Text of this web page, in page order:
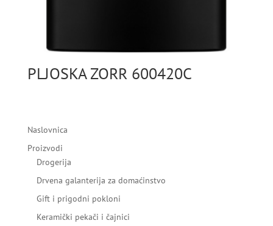
PLJOSKA ZORR 600420C
Naslovnica
Proizvodi
Drogerija
Drvena galanterija za domaćinstvo
Gift i prigodni pokloni
Keramički pekači i čajnici